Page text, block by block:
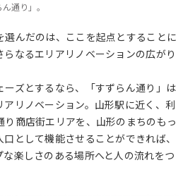
通り」。
選んだのは、ここを起点とすることに
なるエリアリノベーションの広がり
ーズとするなら、「すずらん通り」は
リノベーション。山形駅に近く、利
商店街エリアを、山形のまちのもっ
として機能させることができれば、
楽しさのある場所へと人の流れをつ